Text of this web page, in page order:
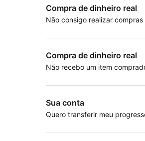
Compra de dinheiro real
Não consigo realizar
Compra de dinheiro real
Não recebo um item
Sua conta
Quero transferir meu